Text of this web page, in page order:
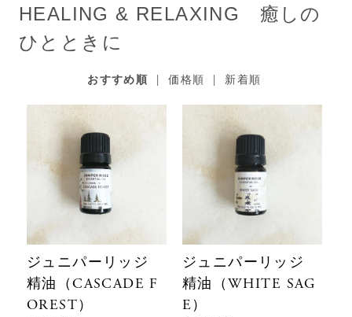
HEALING & RELAXING 癒しの
ひとときに
おすすめ順 |価格順 |新着順
ジュニパーリッジ
精油（CASCADE F
OREST）
ジュニパーリッジ
精油（WHITE SAG
E）